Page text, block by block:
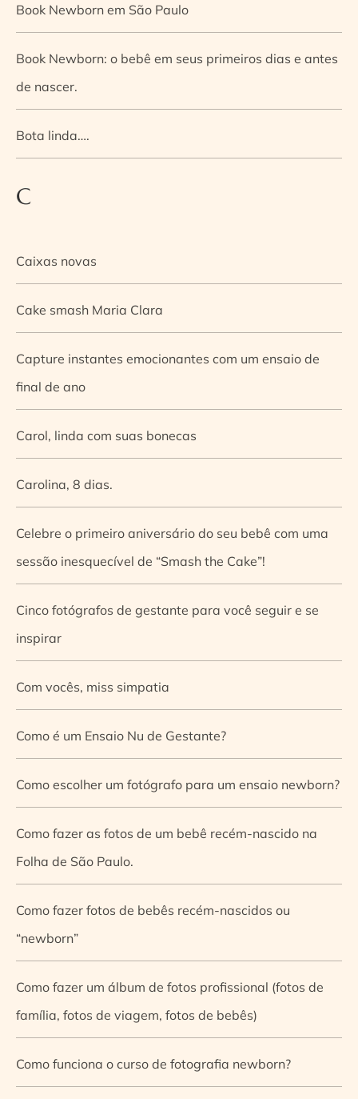
Book Newborn em São Paulo
Book Newborn: o bebê em seus primeiros dias e antes
de nascer.
Bota linda….
C
Caixas novas
Cake smash Maria Clara
Capture instantes emocionantes com um ensaio de
final de ano
Carol, linda com suas bonecas
Carolina, 8 dias.
Celebre o primeiro aniversário do seu bebê com uma
sessão inesquecível de “Smash the Cake”!
Cinco fotógrafos de gestante para você seguir e se
inspirar
Com vocês, miss simpatia
Como é um Ensaio Nu de Gestante?
Como escolher um fotógrafo para um ensaio newborn?
Como fazer as fotos de um bebê recém-nascido na
Folha de São Paulo.
Como fazer fotos de bebês recém-nascidos ou
“newborn”
Como fazer um álbum de fotos profissional (fotos de
família, fotos de viagem, fotos de bebês)
Como funciona o curso de fotografia newborn?